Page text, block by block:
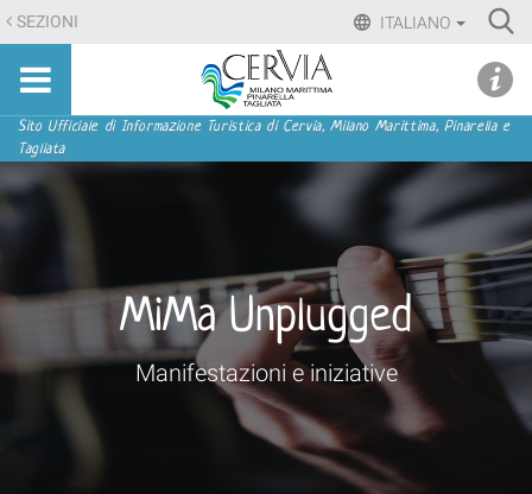
Salta
ai
contenuti.
Salta
alla
navigazione
ITALIANO
SEZIONI
Sito
turistico
ufficiale
Tagliata
Sezioni
Sito Ufficiale di Informazione Turistica di Cervia, Milano Marittima, Pinarella e
Tagliata
MiMa Unplugged
Manifestazioni e iniziative
menu